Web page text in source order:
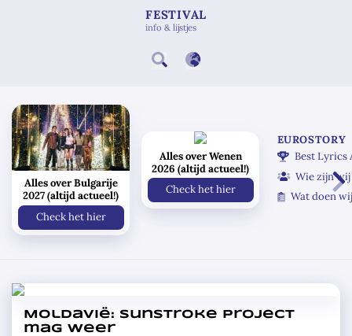
FESTIVAL
info & lijstjes
Moldavië: SunStroke Project
mag weer
Alles over Bulgarije
2027 (altijd actueel!)
Check het hier
Alles over Wenen
2026 (altijd actueel!)
Check het hier
EUROSTORY
Best Lyrics
Wie zijn wij
Wat doen wij